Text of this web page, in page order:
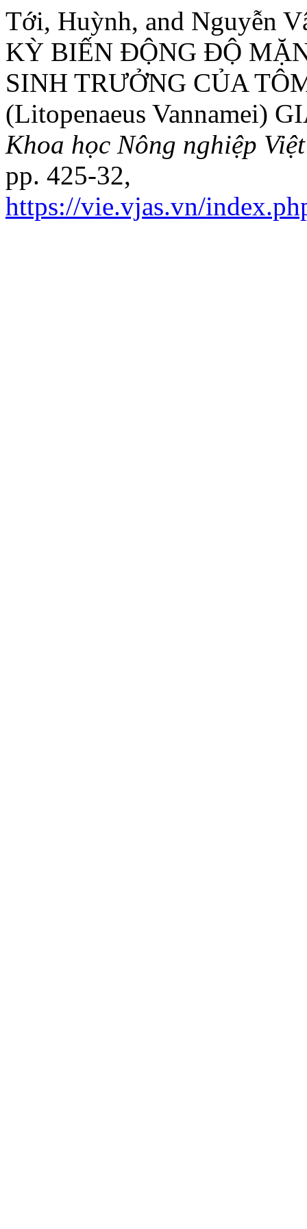
Tới, Huỳnh, and Nguyễn
KỲ BIẾN ĐỘNG ĐỘ
SINH TRƯỞNG CỦA
(Litopenaeus Vannamei)
Khoa học Nông nghiệp
pp. 425-32,
https://vie.vjas.vn/